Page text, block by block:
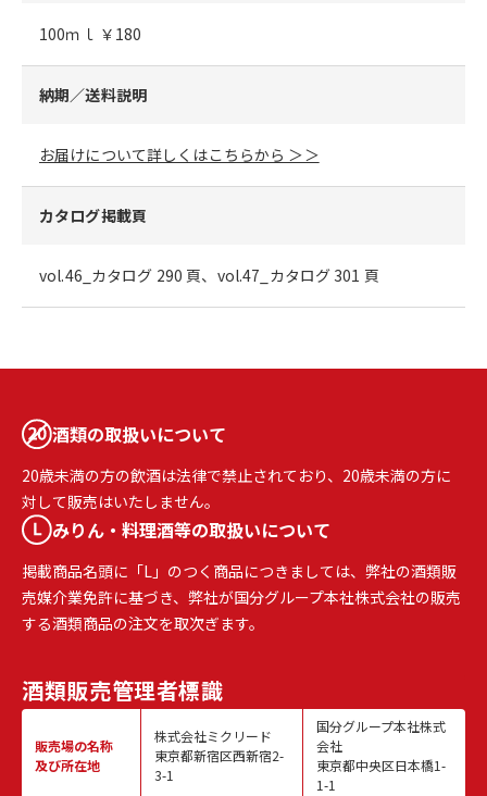
100ｍｌ ￥180
納期／送料説明
お届けについて詳しくはこちらから ＞＞
カタログ掲載頁
vol.46_カタログ 290 頁、vol.47_カタログ 301 頁
酒類の取扱いについて
20歳未満の方の飲酒は法律で禁止されており、20歳未満の方に
対して販売はいたしません。
みりん・料理酒等の取扱いについて
掲載商品名頭に「L」のつく商品につきましては、弊社の酒類販
売媒介業免許に基づき、弊社が国分グループ本社株式会社の販売
する酒類商品の注文を取次ぎます。
酒類販売管理者標識
販売場の名称
及び所在地
株式会社ミクリード
東京都新宿区西新宿2-
3-1
国分グループ本社株式
会社
東京都中央区日本橋1-
1-1